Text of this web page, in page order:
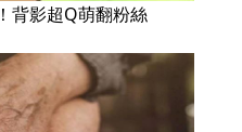
背影超Q萌翻粉絲